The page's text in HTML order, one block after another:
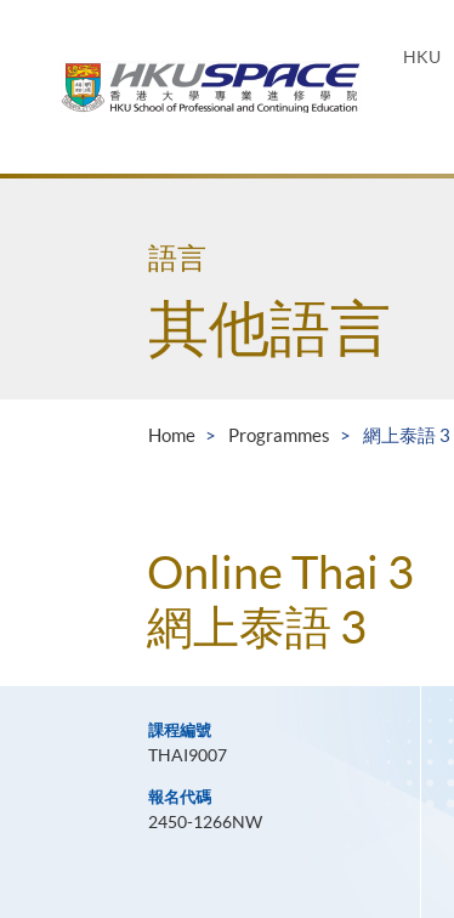
HKU
Main
語言
其他語言
Home Programmes 網上泰語 3
Online Thai 3
網上泰語 3
課程編號
THAI9007
報名代碼
2450-1266NW